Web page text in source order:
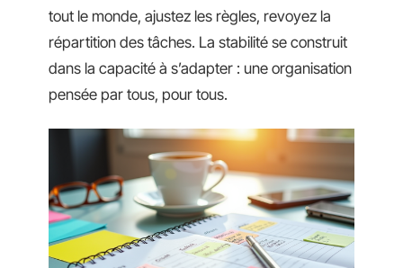
tout le monde, ajustez les règles, revoyez la
répartition des tâches. La stabilité se construit
dans la capacité à s’adapter : une organisation
pensée par tous, pour tous.